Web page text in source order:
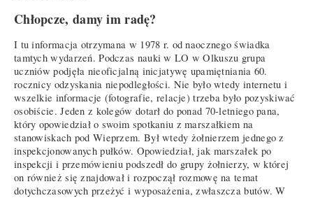
Chłopcze, damy im radę?
I tu informacja otrzymana w 1978 r. od naocznego świadka
tamtych wydarzeń. Podczas nauki w LO w Olkuszu grupa
uczniów podjęła nieoficjalną inicjatywę upamiętniania 60.
rocznicy odzyskania niepodległości. Nie było wtedy internetu i
wszelkie informacje (fotografie, relacje) trzeba było pozyskiwać
osobiście. Jeden z kolegów dotarł do ponad 70-letniego pana,
który opowiedział o swoim spotkaniu z marszałkiem na
stanowiskach pod Wieprzem. Był wtedy żołnierzem jednego z
inspekcjonowanych pułków. Opowiedział, jak marszałek po
inspekcji i przemówieniu podszedł do grupy żołnierzy, w której
on również się znajdował i rozpoczął rozmowę na temat
dotychczasowych przeżyć i wyposażenia, zwłaszcza butów. W